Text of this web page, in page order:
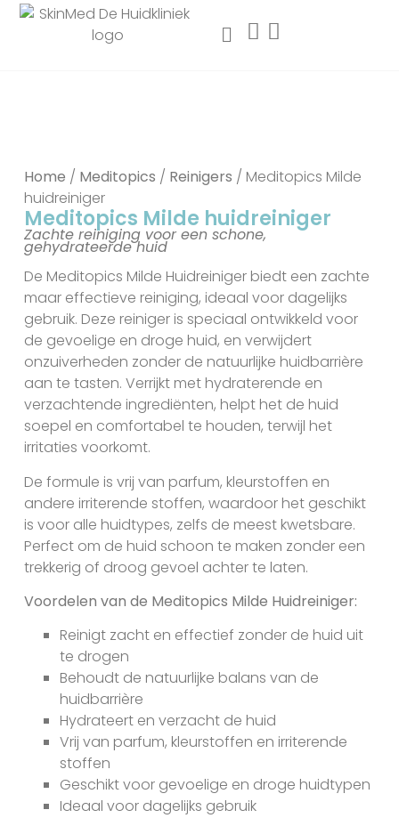
Home / Meditopics / Reinigers / Meditopics Milde
huidreiniger
Meditopics Milde huidreiniger
Zachte reiniging voor een schone,
gehydrateerde huid
De Meditopics Milde Huidreiniger biedt een zachte
maar effectieve reiniging, ideaal voor dagelijks
gebruik. Deze reiniger is speciaal ontwikkeld voor
de gevoelige en droge huid, en verwijdert
onzuiverheden zonder de natuurlijke huidbarrière
aan te tasten. Verrijkt met hydraterende en
verzachtende ingrediënten, helpt het de huid
soepel en comfortabel te houden, terwijl het
irritaties voorkomt.
De formule is vrij van parfum, kleurstoffen en
andere irriterende stoffen, waardoor het geschikt
is voor alle huidtypes, zelfs de meest kwetsbare.
Perfect om de huid schoon te maken zonder een
trekkerig of droog gevoel achter te laten.
Voordelen van de Meditopics Milde Huidreiniger:
Reinigt zacht en effectief zonder de huid uit
te drogen
Behoudt de natuurlijke balans van de
huidbarrière
Hydrateert en verzacht de huid
Vrij van parfum, kleurstoffen en irriterende
stoffen
Geschikt voor gevoelige en droge huidtypen
Ideaal voor dagelijks gebruik